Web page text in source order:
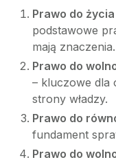
Prawo do życia
podstawowe
mają znaczenia.
Prawo do
– kluczowe dla
strony władzy.
Prawo do
fundament
Prawo do